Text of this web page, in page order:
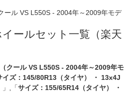
ール VS L550S - 2004年～2009年モデ
ールセット一覧（楽天
クール VS L550S - 2004年～2009年モ
イズ：145/80R13（タイヤ） ・ 13x4J
」,「サイズ：155/65R14（タイヤ） ・